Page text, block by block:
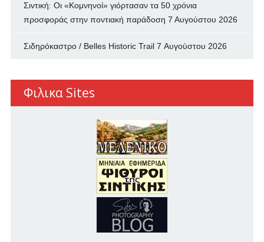
Σιντική: Οι «Κομνηνοί» γιόρτασαν τα 50 χρόνια
προσφοράς στην ποντιακή παράδοση 7 Αυγούστου 2026
Σιδηρόκαστρο / Belles Historic Trail 7 Αυγούστου 2026
Φιλικα Sites